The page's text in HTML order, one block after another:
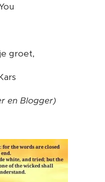
❤️
groet,
en Blogger)